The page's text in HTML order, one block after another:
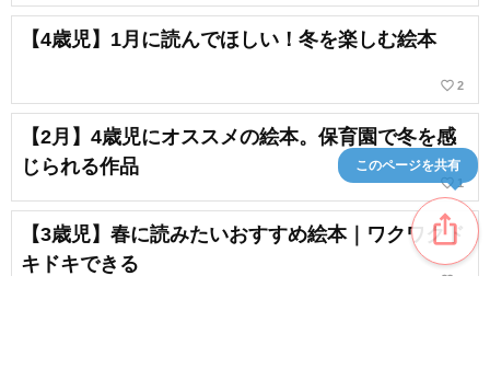
【4歳児】1月に読んでほしい！冬を楽しむ絵本
favorite_border 2
【2月】4歳児にオススメの絵本。保育園で冬を感
じられる作品
favorite_border 1
【3歳児】春に読みたいおすすめ絵本｜ワクワクド
キドキできる
favorite_border
ios_share
このページを共有